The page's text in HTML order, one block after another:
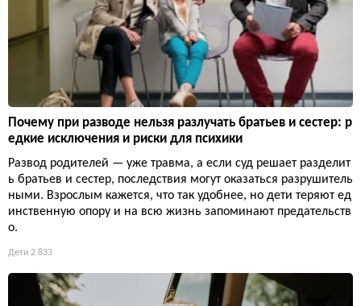
Почему при разводе нельзя разлучать братьев и сестер: р
едкие исключения и риски для психики
Развод родителей — уже травма, а если суд решает разделит
ь братьев и сестер, последствия могут оказаться разрушитель
ными. Взрослым кажется, что так удобнее, но дети теряют ед
инственную опору и на всю жизнь запоминают предательств
о.
Дети 2 833